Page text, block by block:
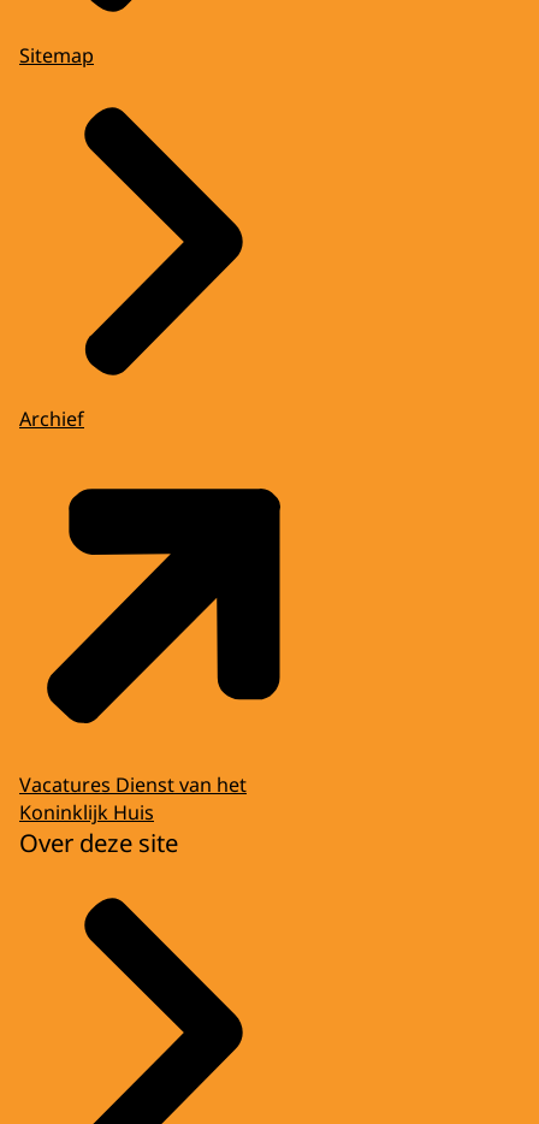
Sitemap
Archief
Vacatures Dienst van het
Koninklijk Huis
Over deze site